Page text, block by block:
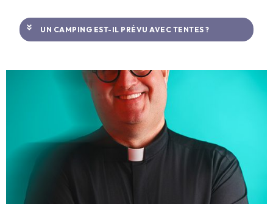
UN CAMPING EST-IL PRÉVU AVEC TENTES ?